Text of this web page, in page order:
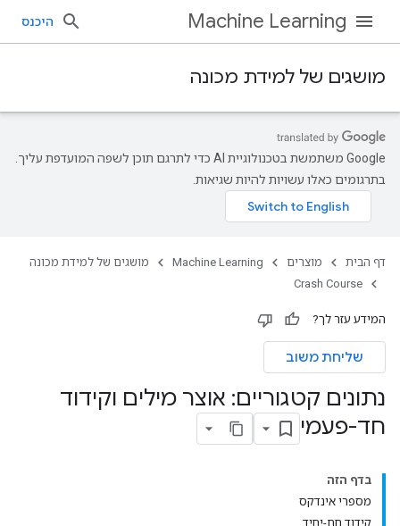
Machine Learning היכנס
מושגים של למידת מכונה
‫Google משתמשת בטכנולוגיית AI כדי לתרגם תוכן לשפה המועדפת עליך.
בתרגומים כאלו עשויות להיות שגיאות.
דף הבית מוצרים Machine Learning
מושגים של למידת מכונה
Crash Course
המידע עזר לך?
שליחת משוב
נתונים קטגוריים: אוצר מילים וקידוד
חד-פעמי
בדף הזה
מספרי אינדקס
קידוד חם-יחיד